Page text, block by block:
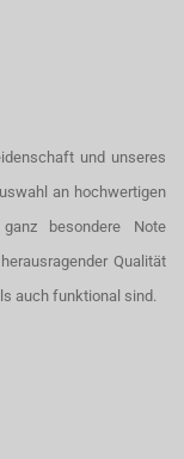
und unseres
an hochwertigen
besondere Note
Qualität
auch funktional sind.